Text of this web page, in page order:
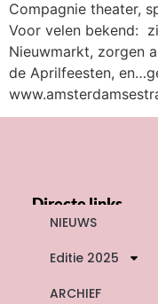
Compagnie theater,
Voor velen bekend:
Nieuwmarkt, zorgen
de Aprilfeesten,
Directe links
NIEUWS
Editie 2025
ARCHIEF